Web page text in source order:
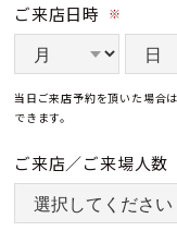
ご来店日時 ※
当日ご来店予約を頂いた場合
できます。
ご来店／ご来場人数